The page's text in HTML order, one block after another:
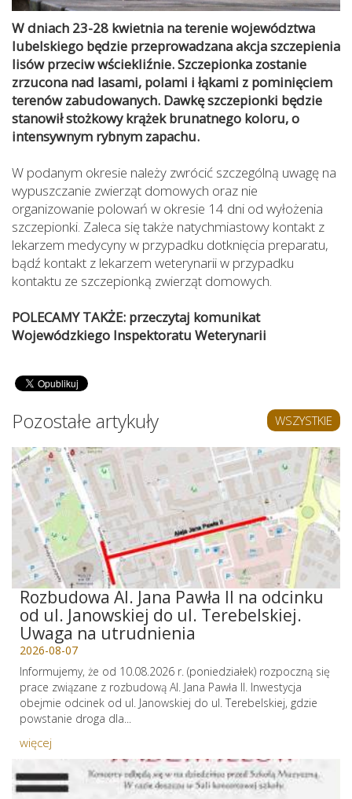
W dniach 23-28 kwietnia na terenie województwa
lubelskiego będzie przeprowadzana akcja szczepienia
lisów przeciw wściekliźnie. Szczepionka zostanie
zrzucona nad lasami, polami i łąkami z pominięciem
terenów zabudowanych. Dawkę szczepionki będzie
stanowił stożkowy krążek brunatnego koloru, o
intensywnym rybnym zapachu.
W podanym okresie należy zwrócić szczególną uwagę na
wypuszczanie zwierząt domowych oraz nie
organizowanie polowań w okresie 14 dni od wyłożenia
szczepionki. Zaleca się także natychmiastowy kontakt z
lekarzem medycyny w przypadku dotknięcia preparatu,
bądź kontakt z lekarzem weterynarii w przypadku
kontaktu ze szczepionką zwierząt domowych.
POLECAMY TAKŻE: przeczytaj komunikat
Wojewódzkiego Inspektoratu Weterynarii
Pozostałe artykuły WSZYSTKIE
Rozbudowa Al. Jana Pawła II na odcinku
od ul. Janowskiej do ul. Terebelskiej.
Uwaga na utrudnienia
2026-08-07
Informujemy, że od 10.08.2026 r. (poniedziałek) rozpoczną się
prace związane z rozbudową Al. Jana Pawła II. Inwestycja
obejmie odcinek od ul. Janowskiej do ul. Terebelskiej, gdzie
powstanie droga dla...
więcej